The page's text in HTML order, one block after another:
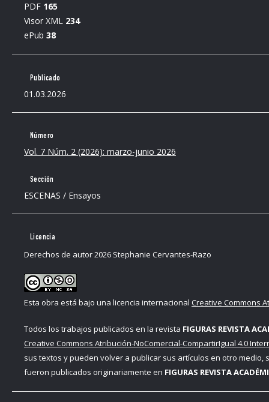
PDF 165
Visor XML 234
ePub 38
Publicado
01.03.2026
Número
Vol. 7 Núm. 2 (2026): marzo-junio 2026
Sección
ESCENAS / Ensayos
Licencia
Derechos de autor 2026 Stephanie Cervantes-Razo
Esta obra está bajo una licencia internacional Creative Commons
Todos los trabajos publicados en la revista FIGURAS REVISTA
Creative Commons Atribución-NoComercial-CompartirIgual 4.0
sus textos y pueden volver a publicar sus artículos en otro
fueron publicados originariamente en FIGURAS REVISTA